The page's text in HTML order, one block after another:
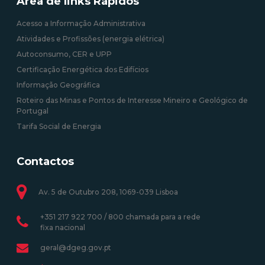
Acesso a Informação Administrativa
Atividades e Profissões (energia elétrica)
Autoconsumo, CER e UPP
Certificação Energética dos Edifícios
Informação Geográfica
Roteiro das Minas e Pontos de Interesse Mineiro e Geológico de
Portugal
Tarifa Social de Energia
Contactos
Av. 5 de Outubro 208, 1069-039 Lisboa
+351 217 922 700 / 800 chamada para a rede
fixa nacional
geral@dgeg.gov.pt